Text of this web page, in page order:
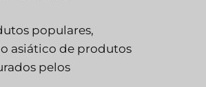
populares,
asiático de produtos
pelos